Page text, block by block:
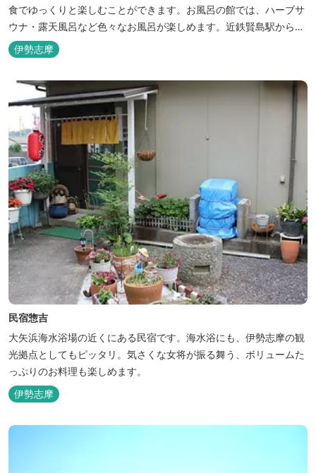
食でゆっくりと楽しむことができます。お風呂の館では、ハーブサ
ウナ・露天風呂など色々なお風呂が楽しめます。近鉄賢島駅から歩
いて5分と好立地です。
伊勢志摩
民宿惣吉
大矢浜海水浴場の近くにある民宿です。海水浴にも、伊勢志摩の観
光拠点としてもピッタリ。気さくな女将が振る舞う、ボリュームた
っぷりのお料理も楽しめます。
伊勢志摩